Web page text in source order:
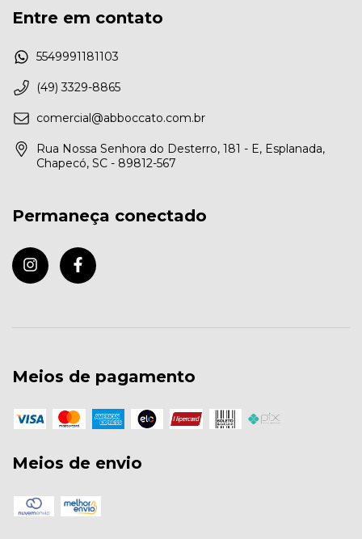
Entre em contato
5549991181103
(49) 3329-8865
comercial@abboccato.com.br
Rua Nossa Senhora do Desterro, 181 - E, Esplanada,
Chapecó, SC - 89812-567
Permaneça conectado
Meios de pagamento
Meios de envio